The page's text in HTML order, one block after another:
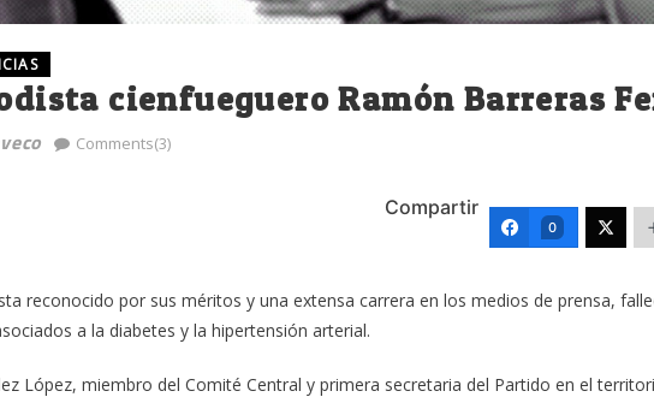
cienfueguero Ramón Barreras
Comments(3)
Compartir
0
reconocido por sus méritos y una extensa carrera en los medios de prensa,
a la diabetes y la hipertensión arterial.
López, miembro del Comité Central y primera secretaria del Partido en el